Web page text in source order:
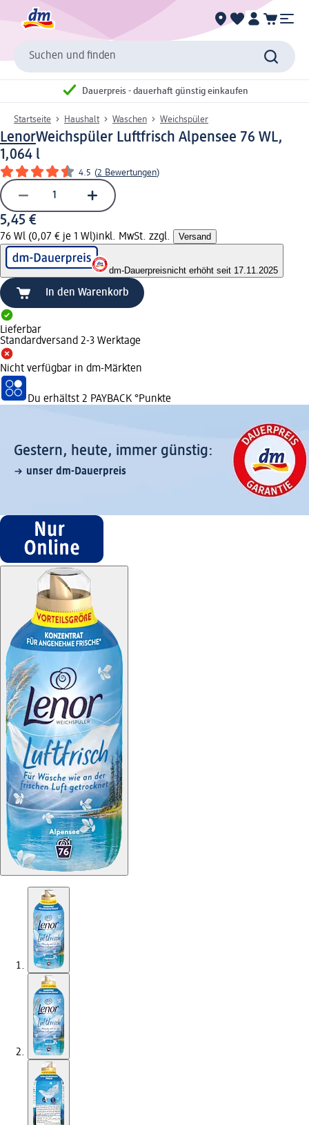
Suchen und finden
Dauerpreis - dauerhaft günstig einkaufen
Startseite Haushalt Waschen Weichspüler
LenorWeichspüler Luftfrisch Alpensee 76 WL,
1,064 l
4.5 (2 Bewertungen)
5,45 €
76 Wl (0,07 € je 1 Wl)inkl. MwSt. zzgl. Versand
dm-Dauerpreisnicht erhöht seit 17.11.2025
In den Warenkorb
Lieferbar
Standardversand 2-3 Werktage
Nicht verfügbar in dm-Märkten
Du erhältst 2 PAYBACK °Punkte
Gestern, heute, immer günstig:
unser dm-Dauerpreis